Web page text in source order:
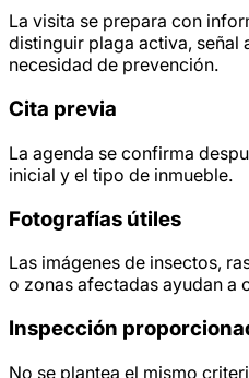
La visita se prepara con
distinguir plaga activa, señal
necesidad de prevención.
Cita previa
La agenda se confirma
inicial y el tipo de inmueble.
Fotografías útiles
Las imágenes de insectos,
o zonas afectadas ayudan a
Inspección
No se plantea el mismo